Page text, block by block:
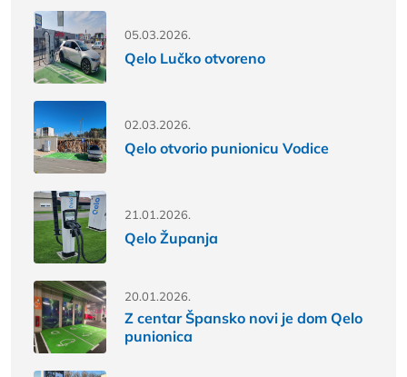
05.03.2026.
Qelo Lučko otvoreno
02.03.2026.
Qelo otvorio punionicu Vodice
21.01.2026.
Qelo Županja
20.01.2026.
Z centar Špansko novi je dom Qelo
punionica